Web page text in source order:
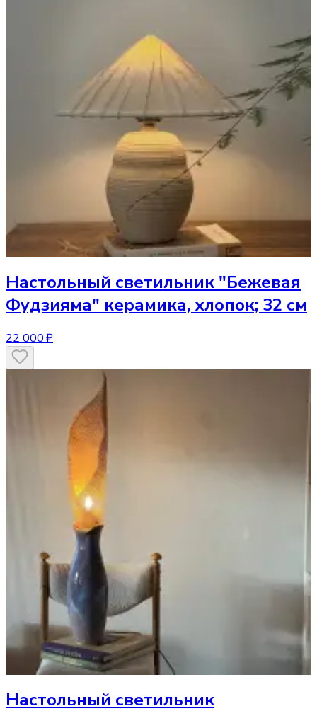
Настольный светильник "Бежевая
Фудзияма" керамика, хлопок; 32 см
22 000 ₽
Настольный светильник